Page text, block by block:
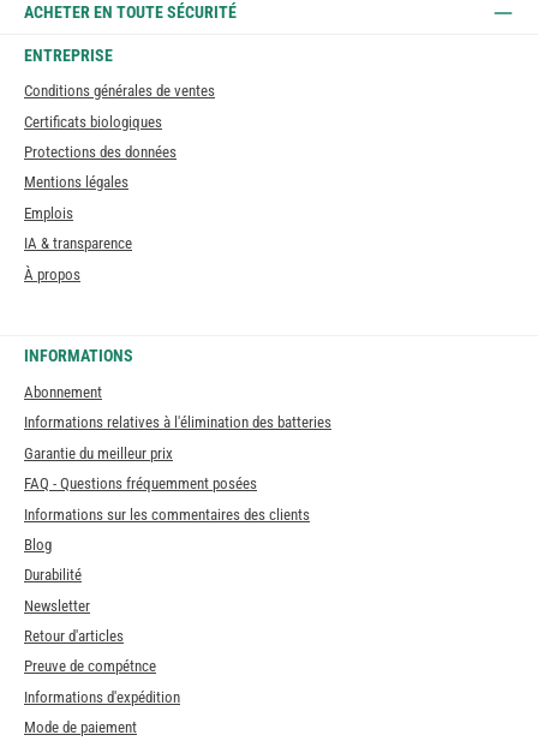
ACHETER EN TOUTE SÉCURITÉ
ENTREPRISE
Conditions générales de ventes
Certificats biologiques
Protections des données
Mentions légales
Emplois
IA & transparence
À propos
INFORMATIONS
Abonnement
Informations relatives à l'élimination des batteries
Garantie du meilleur prix
FAQ - Questions fréquemment posées
Informations sur les commentaires des clients
Blog
Durabilité
Newsletter
Retour d'articles
Preuve de compétnce
Informations d'expédition
Mode de paiement